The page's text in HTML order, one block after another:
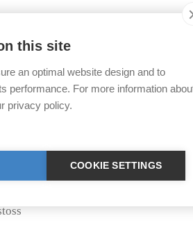
der
der
Im Rahmen der
zu Händen des
zeigte auf, dass ein
Delfine in
Newsmeldung vom
Das Parlament folgte
Importverbot in Kraft
Conny-Land vermutlich im
verbliebenen Delfine wird
this site
an optimal website design and to
performance. For more information
privacy policy.
COOKIE SETTINGS